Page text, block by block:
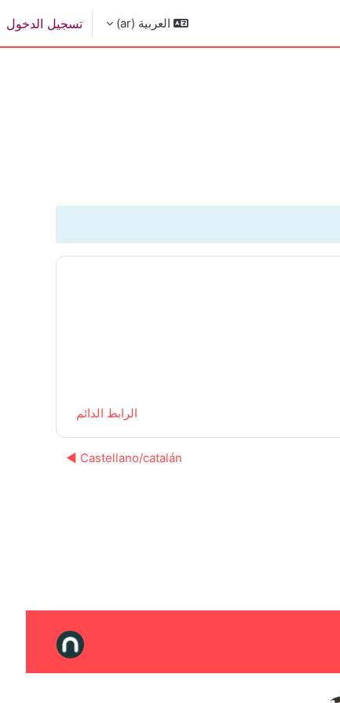
العربية ‎(ar)‎ تسجيل الدخول
الرابط الدائم
Castellano/catalán ◀︎